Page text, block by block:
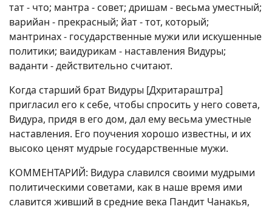
тат - что; мантра - совет; дришам - весьма уместный;
варийан - прекрасный; йат - тот, который;
мантринах - государственные мужи или искушенные
политики; ваидурикам - наставления Видуры;
ваданти - действительно считают.
Когда старший брат Видуры [Дхритараштра]
пригласил его к себе, чтобы спросить у него совета,
Видура, придя в его дом, дал ему весьма уместные
наставления. Его поучения хорошо известны, и их
высоко ценят мудрые государственные мужи.
КОММЕНТАРИЙ: Видура славился своими мудрыми
политическими советами, как в наше время ими
славится живший в средние века Пандит Чанакья,